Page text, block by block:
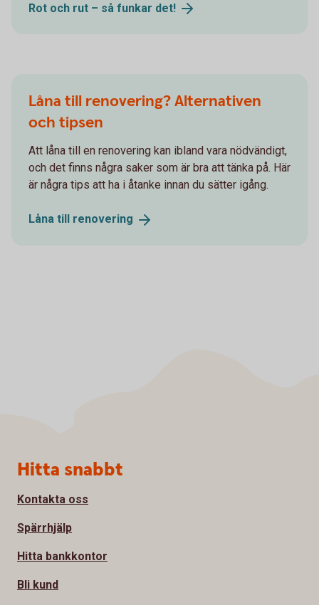
Rot och rut – så funkar det!
Låna till renovering? Alternativen
och tipsen
Att låna till en renovering kan ibland vara nödvändigt,
och det finns några saker som är bra att tänka på. Här
är några tips att ha i åtanke innan du sätter igång.
Låna till renovering
Sidfot
Hitta snabbt
Kontakta oss
Spärrhjälp
Hitta bankkontor
Bli kund